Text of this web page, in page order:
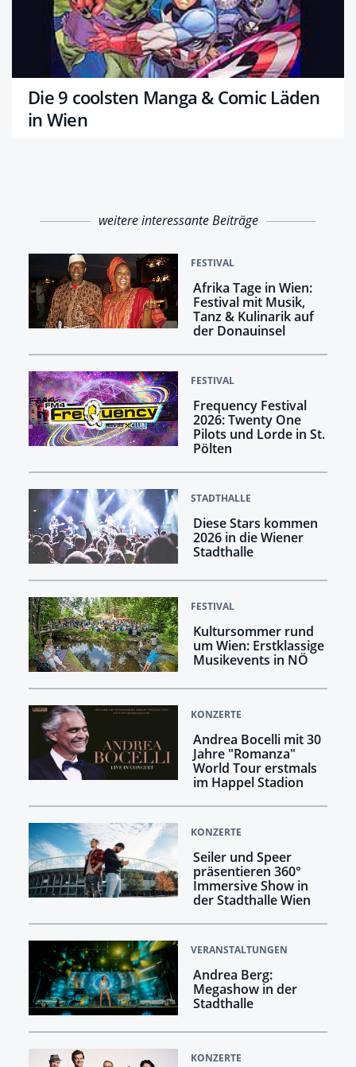
Die 9 coolsten Manga & Comic Läden
in Wien
weitere interessante Beiträge
FESTIVAL
Afrika Tage in Wien:
Festival mit Musik,
Tanz & Kulinarik auf
der Donauinsel
FESTIVAL
Frequency Festival
2026: Twenty One
Pilots und Lorde in St.
Pölten
STADTHALLE
Diese Stars kommen
2026 in die Wiener
Stadthalle
FESTIVAL
Kultursommer rund
um Wien: Erstklassige
Musikevents in NÖ
KONZERTE
Andrea Bocelli mit 30
Jahre "Romanza"
World Tour erstmals
im Happel Stadion
KONZERTE
Seiler und Speer
präsentieren 360°
Immersive Show in
der Stadthalle Wien
VERANSTALTUNGEN
Andrea Berg:
Megashow in der
Stadthalle
KONZERTE